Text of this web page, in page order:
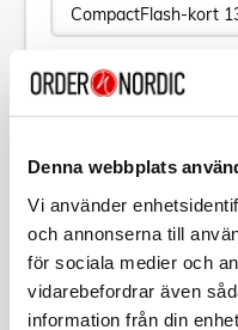
Denna webbplats
Vi använder
och annonserna till
för sociala medier och
vidarebefordrar även
information från din
Se alla produkter inom
Specifikation
Beskrivning
Art. nr:TS32GCF133